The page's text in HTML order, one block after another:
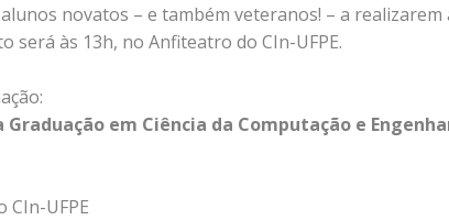
novatos – e também veteranos! – a
será às 13h, no Anfiteatro do CIn-UFPE.
em Ciência da Computação e
CIn-UFPE